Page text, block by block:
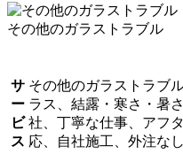
その他のガラストラブル
サ
ー
ビ
ス
その他のガラストラブ
ラス、結露・寒さ・暑
社、丁寧な仕事、アフ
応、自社施工、外注なし